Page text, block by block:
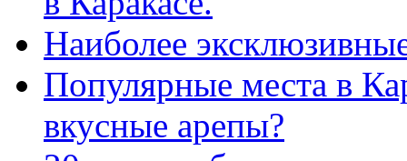
Наиболее
Популярные места в
вкусные арепы?